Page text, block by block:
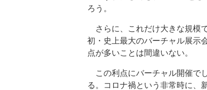
ろう。
さらに、これだけ大きな規模
初・史上最大のバーチャル展示
点が多いことは間違いない。
この利点にバーチャル開催で
る。コロナ禍という非常時に、